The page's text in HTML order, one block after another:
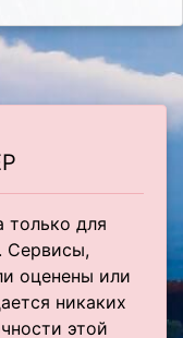
только для
Сервисы,
оценены или
никаких
этой